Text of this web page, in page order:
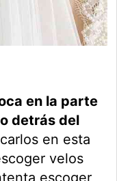
en la parte
detrás del
en esta
velos
escoger